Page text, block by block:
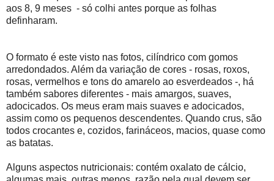
aos 8, 9 meses - só colhi antes porque as folhas
definharam.
O formato é este visto nas fotos, cilíndrico com gomos
arredondados. Além da variação de cores - rosas, roxos,
rosas, vermelhos e tons do amarelo ao esverdeados -, há
também sabores diferentes - mais amargos, suaves,
adocicados. Os meus eram mais suaves e adocicados,
assim como os pequenos descendentes. Quando crus, são
todos crocantes e, cozidos, farináceos, macios, quase como
as batatas.
Alguns aspectos nutricionais: contém oxalato de cálcio,